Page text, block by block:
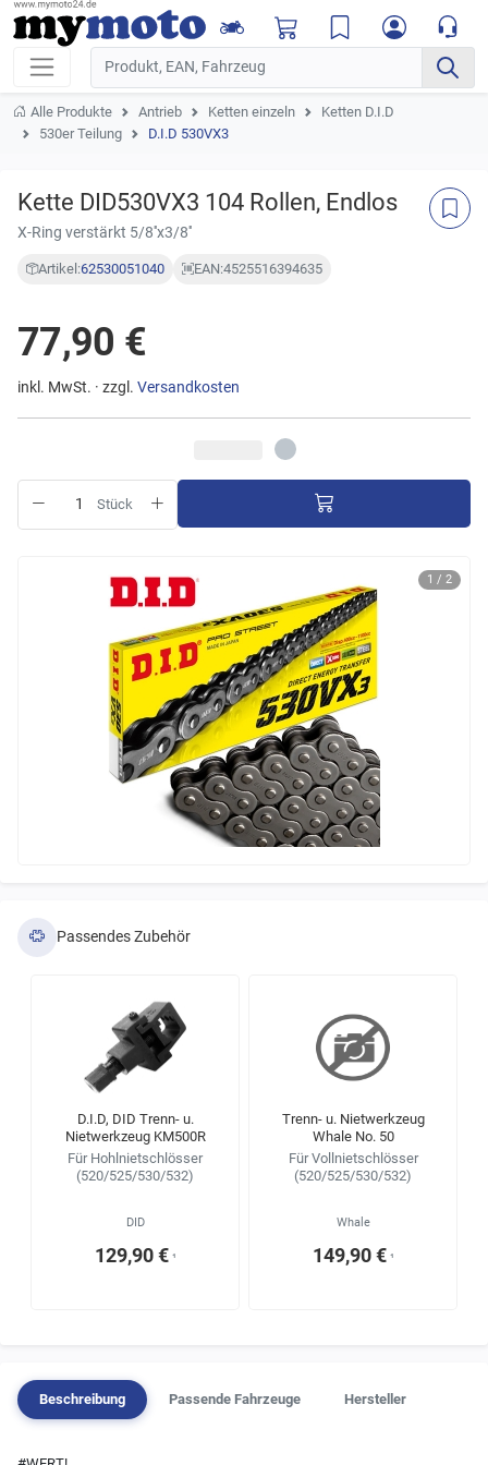
Alle Produkte Antrieb Ketten einzeln
Ketten D.I.D
530er Teilung
D.I.D 530VX3
Kette DID530VX3 104 Rollen, Endlos
X-Ring verstärkt 5/8''x3/8''
Artikel:62530051040 EAN:4525516394635
1 / 2
77,90 €
inkl. MwSt. · zzgl. Versandkosten
Stück
Passendes Zubehör
D.I.D, DID Trenn- u.
Nietwerkzeug KM500R
Für Hohlnietschlösser
(520/525/530/532)
DID
129,90 € ¹
Trenn- u. Nietwerkzeug
Whale No. 50
Für Vollnietschlösser
(520/525/530/532)
Whale
149,90 € ¹
Beschreibung Passende Fahrzeuge Hersteller